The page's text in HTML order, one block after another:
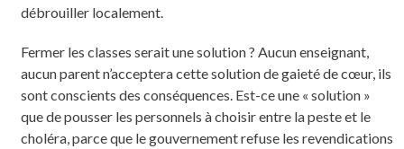
débrouiller localement.
Fermer les classes serait une solution ? Aucun enseignant,
aucun parent n’acceptera cette solution de gaieté de cœur, ils
sont conscients des conséquences. Est-ce une « solution »
que de pousser les personnels à choisir entre la peste et le
choléra, parce que le gouvernement refuse les revendications